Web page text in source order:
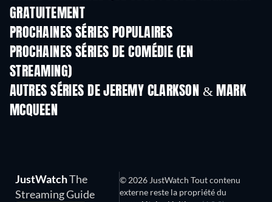
GRATUITEMENTSérie
PROCHAINES SÉRIES POPULAIRES
Série Série
PROCHAINES SÉRIES DE COMÉDIE (EN
STREAMING)Saison 6
AUTRES SÉRIES DE JEREMY CLARKSON & MARK
MCQUEEN
JustWatchThe
Streaming Guide
© 2026 JustWatch Tout contenu
externe reste la propriété du